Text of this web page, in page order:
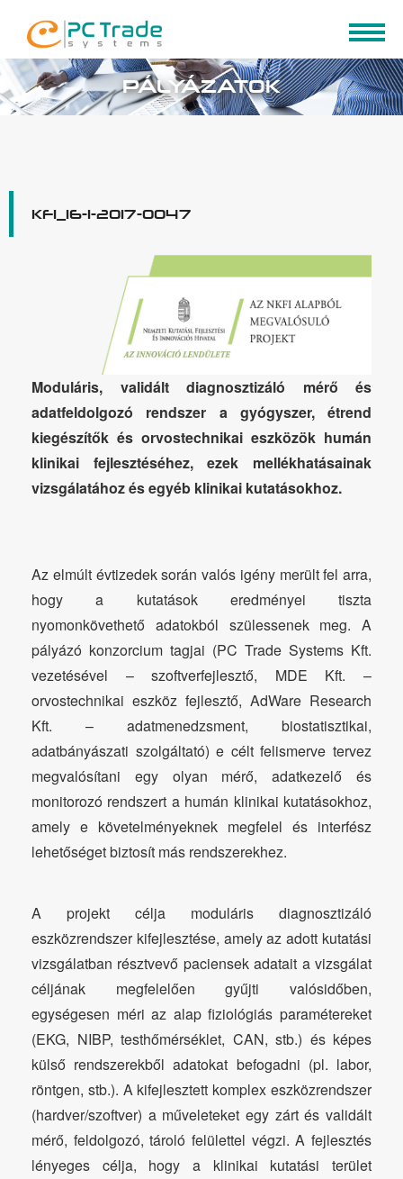
PÁLYÁZATOK
KFI_16-1-2017-0047
Moduláris, validált diagnosztizáló mérő és
adatfeldolgozó rendszer a gyógyszer, étrend
kiegészítők és orvostechnikai eszközök humán
klinikai fejlesztéséhez, ezek mellékhatásainak
vizsgálatához és egyéb klinikai kutatásokhoz.
Az elmúlt évtizedek során valós igény merült fel arra,
hogy a kutatások eredményei tiszta
nyomonkövethető adatokból szülessenek meg. A
pályázó konzorcium tagjai (PC Trade Systems Kft.
vezetésével – szoftverfejlesztő, MDE Kft. –
orvostechnikai eszköz fejlesztő, AdWare Research
Kft. – adatmenedzsment, biostatisztikai,
adatbányászati szolgáltató) e célt felismerve tervez
megvalósítani egy olyan mérő, adatkezelő és
monitorozó rendszert a humán klinikai kutatásokhoz,
amely e követelményeknek megfelel és interfész
lehetőséget biztosít más rendszerekhez.
A projekt célja moduláris diagnosztizáló
eszközrendszer kifejlesztése, amely az adott kutatási
vizsgálatban résztvevő paciensek adatait a vizsgálat
céljának megfelelően gyűjti valósidőben,
egységesen méri az alap fiziológiás paramétereket
(EKG, NIBP, testhőmérséklet, CAN, stb.) és képes
külső rendszerekből adatokat befogadni (pl. labor,
röntgen, stb.). A kifejlesztett komplex eszközrendszer
(hardver/szoftver) a műveleteket egy zárt és validált
mérő, feldolgozó, tároló felülettel végzi. A fejlesztés
lényeges célja, hogy a klinikai kutatási terület